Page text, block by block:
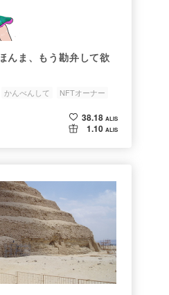
ま、もう勘弁して欲
かんべんして NFTオーナー
38.18 ALIS
1.10 ALIS